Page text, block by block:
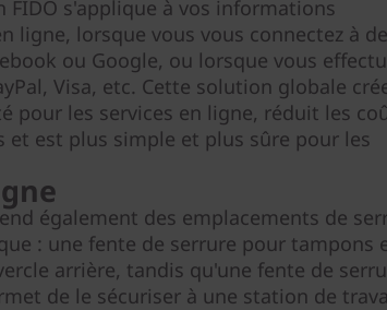
FIDO s'applique à vos informations
ligne, lorsque vous vous connectez à
ou Google, ou lorsque vous
Visa, etc. Cette solution globale
pour les services en ligne, réduit les
et est plus simple et plus sûre pour les
également des emplacements de
: une fente de serrure pour tampons
arrière, tandis qu'une fente de
de le sécuriser à une station de